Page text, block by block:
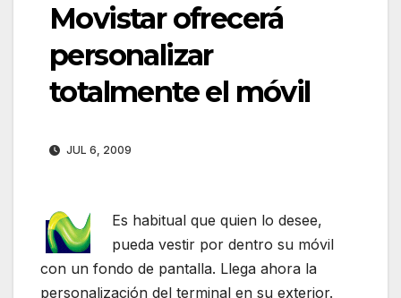
Movistar ofrecerá
personalizar
totalmente el móvil
JUL 6, 2009
Es habitual que quien lo desee,
pueda vestir por dentro su móvil
con un fondo de pantalla. Llega ahora la
personalización del terminal en su exterior.